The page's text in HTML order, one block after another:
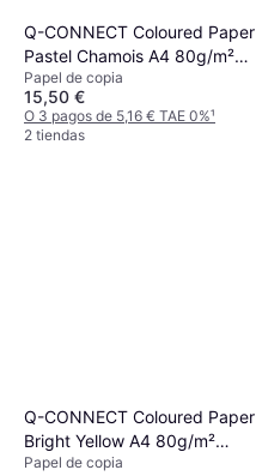
Q-CONNECT Coloured Paper
Pastel Chamois A4 80g/m²
500pcs
Papel de copia
15,50 €
O 3 pagos de 5,16 € TAE 0%¹
2 tiendas
Q-CONNECT Coloured Paper
Bright Yellow A4 80g/m²
500pcs
Papel de copia